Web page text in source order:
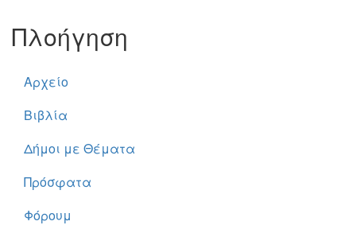
Πλοήγηση
Αρχείο
Βιβλία
Δήμοι με Θέματα
Πρόσφατα
Φόρουμ